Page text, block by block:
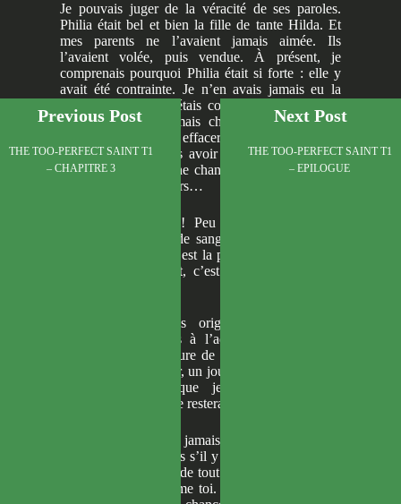
Je pouvais juger de la véracité de ses paroles.
Philia était bel et bien la fille de tante Hilda. Et
mes parents ne l’avaient jamais aimée. Ils
l’avaient volée, puis vendue. À présent, je
comprenais pourquoi Philia était si forte : elle y
avait été contrainte. Je n’en avais jamais eu la
moindre idée. Je m’étais contentée de la trouver
formidable, sans jamais chercher plus loin. Si
seulement je pouvais effacer cette erreur… J’étais
bien sotte de ne pas avoir remarqué ce qu’elle
endurait. Mais cela ne changeait rien. Pour moi,
Philia resterait toujours…
C’est ma sœur ! Peu importe si nous ne
sommes pas sœurs de sang. Elle est admirable,
elle est incroyable, c’est la plus grande Sainte du
monde. Mais surtout, c’est ma sœur chérie, la
Peu importaient les origines de Philia, je
continuerais toujours à l’admirer. Je respectais
profondément sa nature de Sainte, si parfaite. Je
voulais lui ressembler, un jour. Pour moi, elle était
la grande sœur que je vénérais et que
j’idolâtrais… et elle le resterait à jamais.
Je ne pardonnerai jamais à mon frère, jusqu’à
la fin de ma vie. Mais s’il y a une seule chose de
bonne qui soit sortie de tout cela, c’est que Philia
a eu une sœur comme toi. Oui, elle est bien ta
Previous Post
THE TOO-PERFECT SAINT T1
– CHAPITRE 3
Next Post
THE TOO-PERFECT SAINT T1
– EPILOGUE